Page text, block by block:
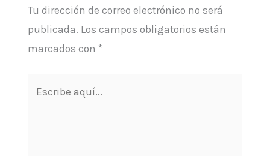
Tu dirección de correo electrónico no será
publicada. Los campos obligatorios están
marcados con *